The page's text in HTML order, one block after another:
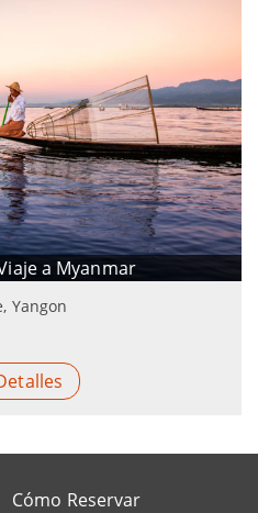
a Myanmar
Yangon
Cómo Reservar